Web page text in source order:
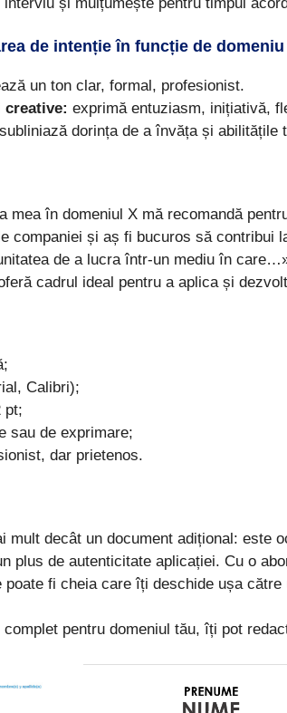
de intenție în funcție de domeniu
un ton clar, formal, profesionist.
exprimă entuziasm, inițiativă,
subliniază dorința de a învăța și abilitățile
mea în domeniul X mă recomandă
companiei și aș fi bucuros să contribui
de a lucra într-un mediu în
cadrul ideal pentru a aplica și
Calibri);
pt;
sau de exprimare;
dar prietenos.
mult decât un document adițional: este
plus de autenticitate aplicației. Cu o
fi cheia care îți deschide ușa către
pentru domeniul tău, îți pot